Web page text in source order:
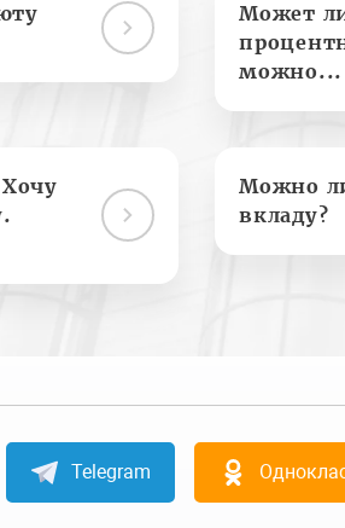
Может
можно...
Можно
вкладу?
Telegram